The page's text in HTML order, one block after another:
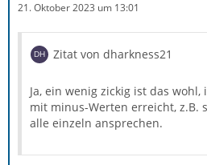
21. Oktober 2023 um 13:01
Zitat von dharkness21
Ja, ein wenig zickig ist das
mit minus-Werten erreicht, z.B.
alle einzeln ansprechen.